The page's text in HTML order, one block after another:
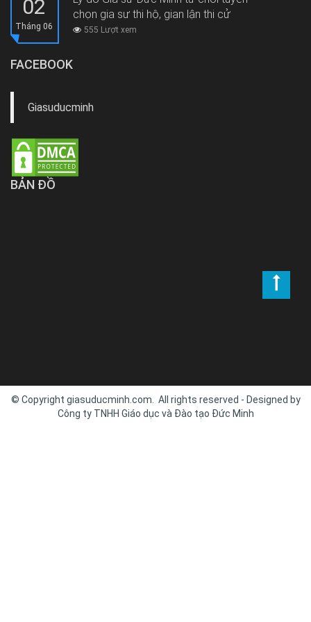
02
Tháng 06
chọn gia sư thi hộ, gian lận thi cử
555 Lượt xem
FACEBOOK
Giasuducminh
BẢN ĐỒ
© Copyright giasuducminh.com. All rights reserved - Designed by
Công ty TNHH Giáo dục và Đào tạo Đức Minh